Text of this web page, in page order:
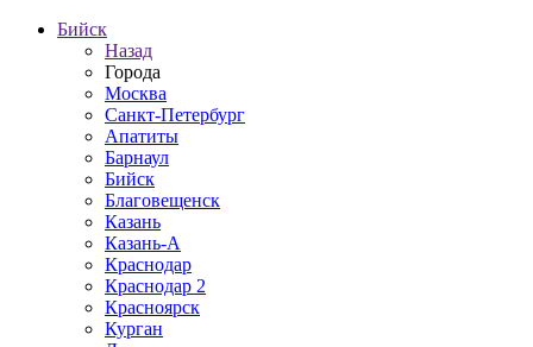
Бийск
Назад
Города
Москва
Санкт-Петербург
Апатиты
Барнаул
Бийск
Благовещенск
Казань
Казань-А
Краснодар
Краснодар 2
Красноярск
Курган